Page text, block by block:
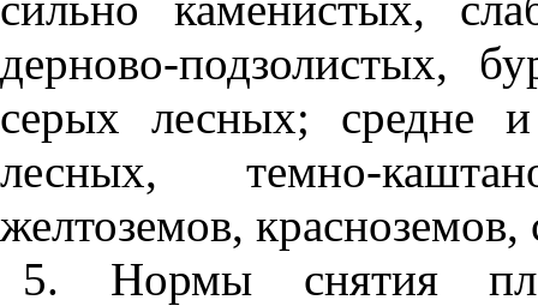
дерново-подзолистых,
серых лесных; средне
лесных, темно-
желтоземов, красноземов,
5. Нормы снятия